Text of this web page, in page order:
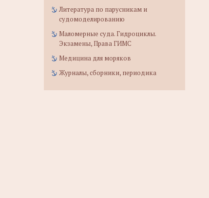
Литература по парусникам и
судомоделированию
Маломерные суда. Гидроциклы.
Экзамены, Права ГИМС
Медицина для моряков
Журналы, сборники, периодика